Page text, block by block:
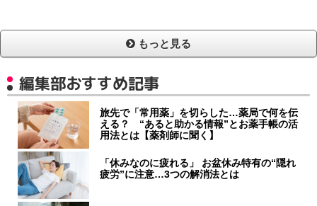
もっと見る
編集部おすすめ記事
旅先で「常用薬」を切らした…薬局で何を伝
える？ “あると助かる情報”とお薬手帳の活
用法とは【薬剤師に聞く】
「休みなのに疲れる」 お盆休み特有の“隠れ
疲労”に注意…3つの解消法とは